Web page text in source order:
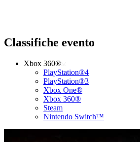
Classifiche evento
Xbox 360®
PlayStation®4
PlayStation®3
Xbox One®
Xbox 360®
Steam
Nintendo Switch™